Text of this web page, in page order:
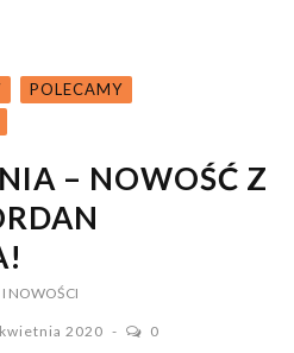
POLECAMY
– NOWOŚĆ Z
NOWOŚCI
2020 0